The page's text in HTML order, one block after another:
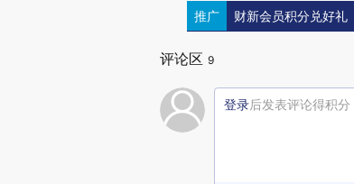
推广 财新会员积分兑好礼
评论区 9
登录后发表评论得积分